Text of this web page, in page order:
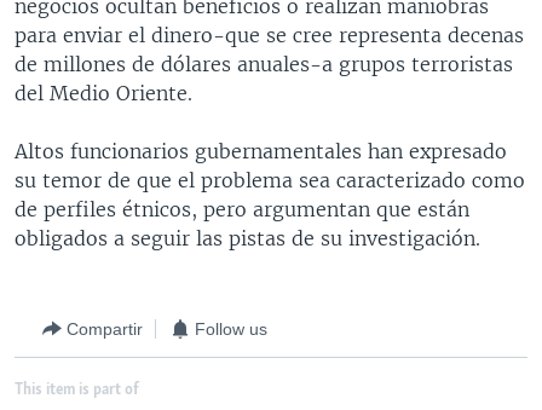
DEPORTES
CIENCIA Y SALUD
AUDIOS
FORO INTERAMERICANO
VISIÓN 360
LAS CLAVES
PANORAMA
AVANCE INFORMATIVO
AUDIONOTICIAS
BUENOS DÍAS AMÉRICA
ESTADOS UNIDOS AL DÍA
EL MUNDO AL DÍA [RADIO]
FORO [RADIO]
NOTA ECONÓMICA
DIRECT
DOCUMENTALES DE LA VOA
SÍGANOS
negocios ocultan beneficios o realizan maniobras
para enviar el dinero-que se cree representa decenas
de millones de dólares anuales-a grupos terroristas
del Medio Oriente.
Altos funcionarios gubernamentales han expresado
su temor de que el problema sea caracterizado como
de perfiles étnicos, pero argumentan que están
obligados a seguir las pistas de su investigación.
Compartir Follow us
This item is part of